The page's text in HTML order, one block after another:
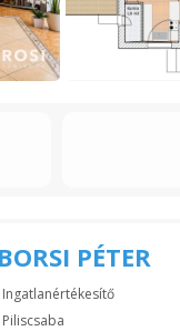
BORSI PÉTER
Ingatlanértékesítő
Piliscsaba